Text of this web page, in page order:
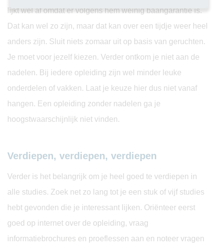
lijkt wel af omdat er volgens hem weinig baangarantie is.
Dat kan wel zo zijn, maar dat kan over een tijdje weer heel
anders zijn. Sluit niets zomaar uit op basis van geruchten.
Je moet voor jezelf kiezen. Verder ontkom je niet aan de
nadelen. Bij iedere opleiding zijn wel minder leuke
onderdelen of vakken. Laat je keuze hier dus niet vanaf
hangen. Een opleiding zonder nadelen ga je
hoogstwaarschijnlijk niet vinden.
Verdiepen, verdiepen, verdiepen
Verder is het belangrijk om je heel goed te verdiepen in
alle studies. Zoek net zo lang tot je een stuk of vijf studies
hebt gevonden die je interessant lijken. Oriënteer eerst
goed op internet over de opleiding, vraag
informatiebrochures en proeflessen aan en noteer vragen